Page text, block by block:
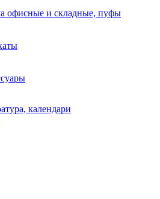
офисные и складные, пуфы
календари